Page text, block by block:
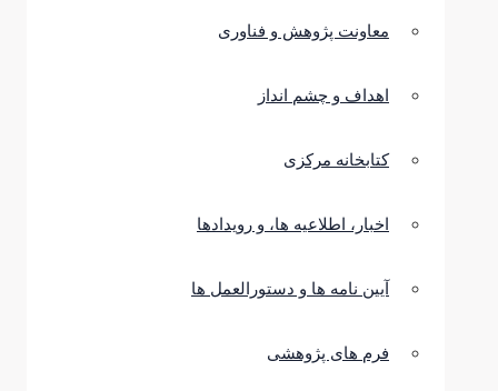
معاونت پژوهش و فناوری
اهداف و چشم انداز
کتابخانه مرکزی
اخبار، اطلاعیه ها، و رویدادها
آیین نامه ها و دستورالعمل ها
فرم های پژوهشی